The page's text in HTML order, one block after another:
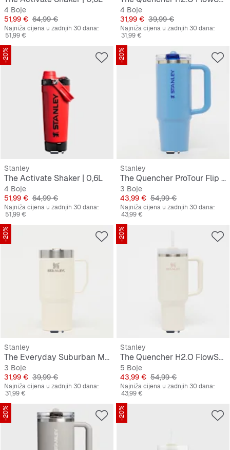
4 Boje
Cijena
51,99 € Originalna cijena
64,99 €
Najniža cijena u zadnjih 30 dana:
51,99 €
4 Boje
Cijena
31,99 € Originalna cijena
39,99 €
Najniža cijena u zadnjih 30 dana:
31,99 €
-20%
Stanley
The Activate Shaker | 0,6L
4 Boje
Cijena
51,99 € Originalna cijena
64,99 €
Najniža cijena u zadnjih 30 dana:
51,99 €
-20%
Stanley
The Quencher ProTour Flip Straw Tumbler | 0,9L
3 Boje
Cijena
43,99 € Originalna cijena
54,99 €
Najniža cijena u zadnjih 30 dana:
43,99 €
-20%
Stanley
The Everyday Suburban Mug | 0,47L
3 Boje
Cijena
31,99 € Originalna cijena
39,99 €
Najniža cijena u zadnjih 30 dana:
31,99 €
-20%
Stanley
The Quencher H2.O FlowState Tumbler | 1,2L
5 Boje
Cijena
43,99 € Originalna cijena
54,99 €
Najniža cijena u zadnjih 30 dana:
43,99 €
-20% -20%